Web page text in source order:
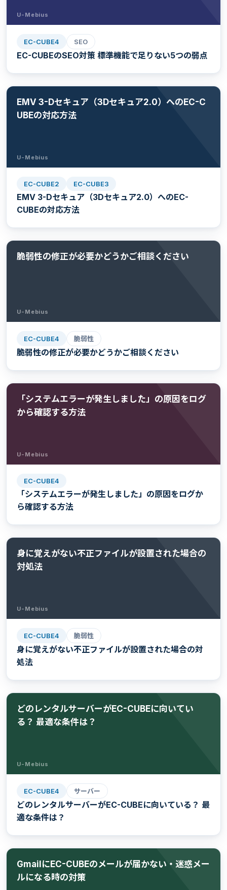
U-Mebius
EC-CUBE4 SEO
EC-CUBEのSEO対策 標準機能で足りない5つの弱点
EMV 3-Dセキュア（3Dセキュア2.0）へのEC-C
UBEの対応方法
U-Mebius
EC-CUBE2 EC-CUBE3
EMV 3-Dセキュア（3Dセキュア2.0）へのEC-
CUBEの対応方法
脆弱性の修正が必要かどうかご相談ください
U-Mebius
EC-CUBE4 脆弱性
脆弱性の修正が必要かどうかご相談ください
「システムエラーが発生しました」の原因をログ
から確認する方法
U-Mebius
EC-CUBE4
「システムエラーが発生しました」の原因をログか
ら確認する方法
身に覚えがない不正ファイルが設置された場合の
対処法
U-Mebius
EC-CUBE4 脆弱性
身に覚えがない不正ファイルが設置された場合の対
処法
どのレンタルサーバーがEC-CUBEに向いてい
る？ 最適な条件は？
U-Mebius
EC-CUBE4 サーバー
どのレンタルサーバーがEC-CUBEに向いている？ 最
適な条件は？
GmailにEC-CUBEのメールが届かない・迷惑メー
ルになる時の対策